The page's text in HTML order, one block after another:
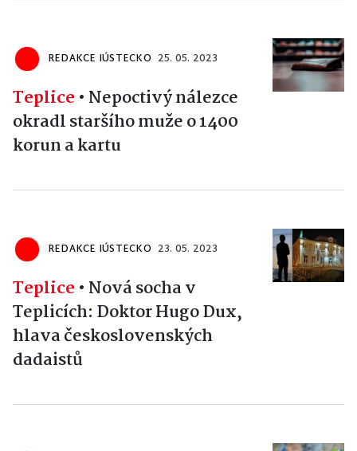
REDAKCE IÚSTECKO 25. 05. 2023
Teplice • Nepoctivý nálezce
okradl staršího muže o 1400
korun a kartu
REDAKCE IÚSTECKO 23. 05. 2023
Teplice • Nová socha v
Teplicích: Doktor Hugo Dux,
hlava československých
dadaistů